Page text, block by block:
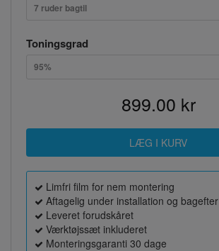
7 ruder bagtil
Toningsgrad
95%
899.00 kr
Limfri film for nem montering
Aftagelig under installation og bagefter
Leveret forudskåret
Værktøjssæt inkluderet
Monteringsgaranti 30 dage